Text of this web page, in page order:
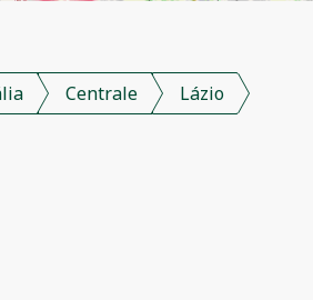
Centrale Lázio